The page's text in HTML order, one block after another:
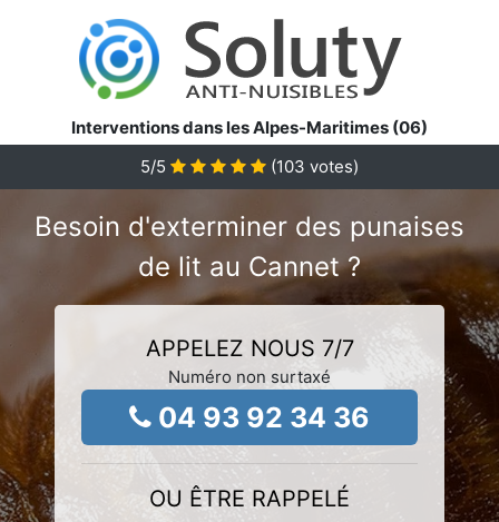
Interventions dans les Alpes-Maritimes (06)
5/5 (103 votes)
Besoin d'exterminer des punaises
de lit au Cannet ?
APPELEZ NOUS 7/7
Numéro non surtaxé
04 93 92 34 36
OU ÊTRE RAPPELÉ